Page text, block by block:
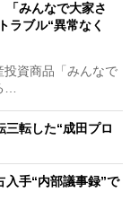
「みんなで大家さ
ラブル“異常なく
資商品「みんなで
…
三転した“成田プロ
入手“内部議事録”で